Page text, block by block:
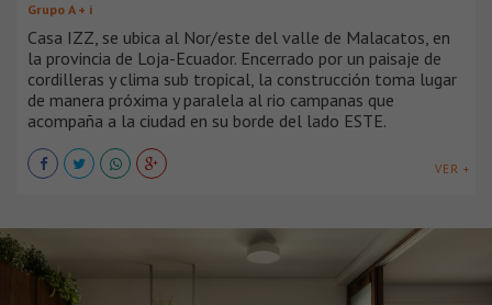
Grupo A + i
Casa IZZ, se ubica al Nor/este del valle de Malacatos, en
la provincia de Loja-Ecuador. Encerrado por un paisaje de
cordilleras y clima sub tropical, la construcción toma lugar
de manera próxima y paralela al rio campanas que
acompaña a la ciudad en su borde del lado ESTE.
VER +